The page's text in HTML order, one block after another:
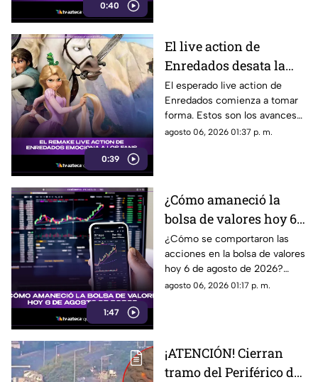
0:40
0:39
El live action de
Enredados desata la
emoción entre los
seguidores: los
primeros avances son
estos
El esperado live action de
Enredados comienza a tomar
forma. Estos son los avances
que ya generan conversación.
agosto 06, 2026 01:37 p. m.
1:47
¿Cómo amaneció la
bolsa de valores hoy 6
de agosto de 2026?
¿Cómo se comportaron las
acciones en la bolsa de valores
hoy 6 de agosto de 2026?
Encuentra todos los detalles
agosto 06, 2026 01:17 p. m.
¡ATENCIÓN! Cierran
tramo del Periférico de